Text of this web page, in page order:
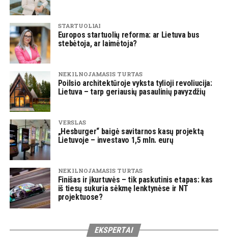
STARTUOLIAI
Europos startuolių reforma: ar Lietuva bus
stebėtoja, ar laimėtoja?
NEKILNOJAMASIS TURTAS
Poilsio architektūroje vyksta tylioji revoliucija:
Lietuva – tarp geriausių pasaulinių pavyzdžių
VERSLAS
„Hesburger“ baigė savitarnos kasų projektą
Lietuvoje – investavo 1,5 mln. eurų
NEKILNOJAMASIS TURTAS
Finišas ir įkurtuvės – tik paskutinis etapas: kas
iš tiesų sukuria sėkmę lenktynėse ir NT
projektuose?
EKSPERTAI